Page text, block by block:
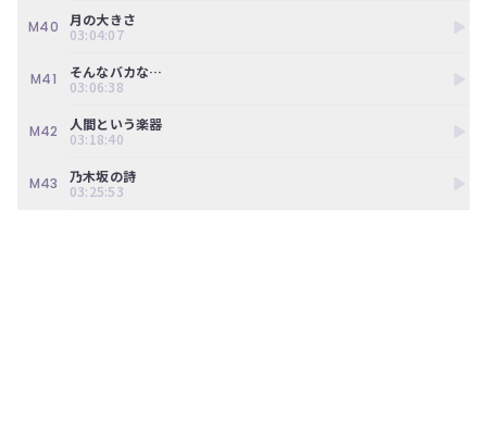
M40
月の大きさ
03:04:07
M41
そんなバカな…
03:06:38
M42
人間という楽器
03:18:40
M43
乃木坂の詩
03:25:53